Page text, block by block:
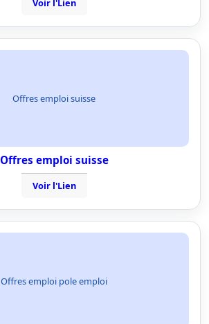
Voir l'Lien
Offres emploi suisse
Offres emploi suisse
Voir l'Lien
Offres emploi pole emploi